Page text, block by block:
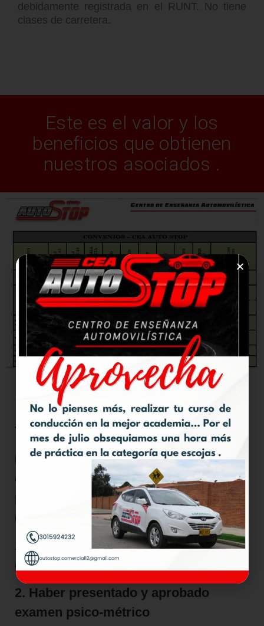
debidamente registrada en el RUNT. No tiene
clases de carretera.
Este es el valor y los
beneficios que obtienen
nuestros asociados .
T
RAMITACIÓN
Para tramitar la licencia de
conducción se requiere que el alumno
presente en el SIM los siguientes
documentos:
Fotocopia de la cédula de
ciudadanía
2. Haber presentado y aprobado
examen psico-métrico